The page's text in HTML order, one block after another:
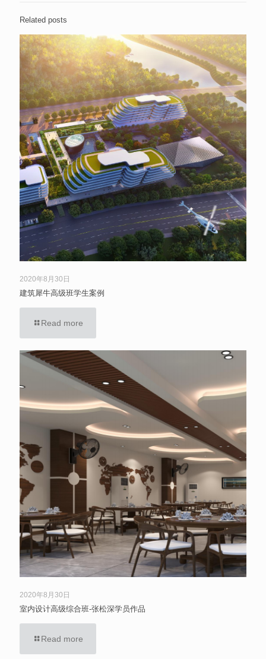
Related posts
2020年8月30日
建筑犀牛高级班学生案例
Read more
2020年8月30日
室内设计高级综合班-张松深学员作品
Read more